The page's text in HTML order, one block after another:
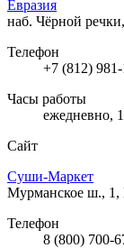
Евразия
наб. Чёрной
Телефон
+7 (812)
Часы работы
ежедневно,
Сайт
Суши-Маркет
Мурманское ш., 1,
Телефон
8 (800) 700-